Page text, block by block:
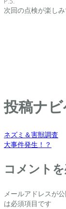
次回の点検が楽し
投稿ナ
ネズミ＆害獣調査
大事件発生！？
コメント
メールアドレスが
は必須項目です